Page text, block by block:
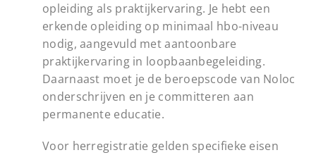
opleiding als praktijkervaring. Je hebt een
erkende opleiding op minimaal hbo-niveau
nodig, aangevuld met aantoonbare
praktijkervaring in loopbaanbegeleiding.
Daarnaast moet je de beroepscode van Noloc
onderschrijven en je committeren aan
permanente educatie.
Voor herregistratie gelden specifieke eisen